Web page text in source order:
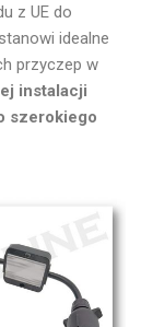
z UE do
idealne
przyczep w
instalacji
szerokiego